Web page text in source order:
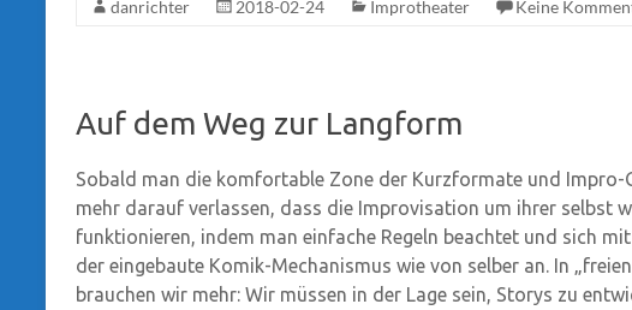
danrichter 2018-02-24 Improtheater Keine
Auf dem Weg zur Langform
Sobald man die komfortable Zone der Kurzformate und Impro-
mehr darauf verlassen, dass die Improvisation um ihrer selbst
funktionieren, indem man einfache Regeln beachtet und sich
der eingebaute Komik-Mechanismus wie von selber an. In
brauchen wir mehr: Wir müssen in der Lage sein, Storys zu